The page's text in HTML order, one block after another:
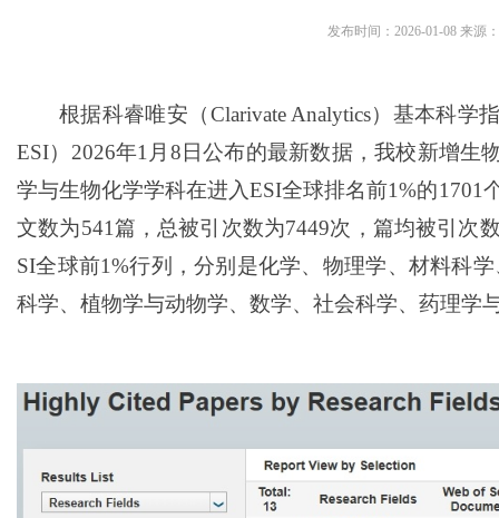
发布时间：2026-01-08 来源
根据科睿唯安（Clarivate Analytics）基本科学
ESI）2026年1月8日公布的最新数据，我校新增生
学与生物化学学科在进入ESI全球排名前1%的1701
文数为541篇，总被引次数为7449次，篇均被引次
SI全球前1%行列，分别是化学、物理学、材料科
科学、植物学与动物学、数学、社会科学、药理学